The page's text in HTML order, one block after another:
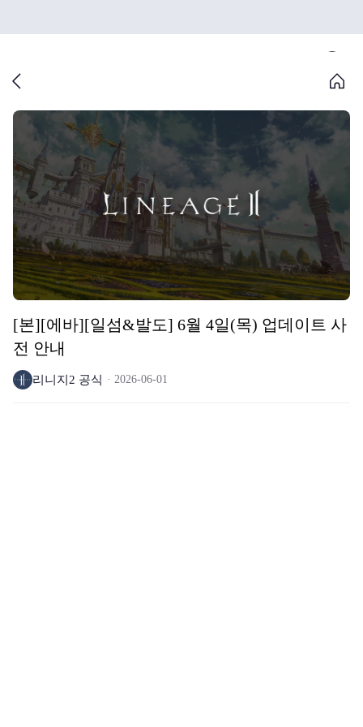
[본][에바][일섬&발도] 6월 4일(목) 업데이트 사
전 안내
리니지2 공식 2026-06-01